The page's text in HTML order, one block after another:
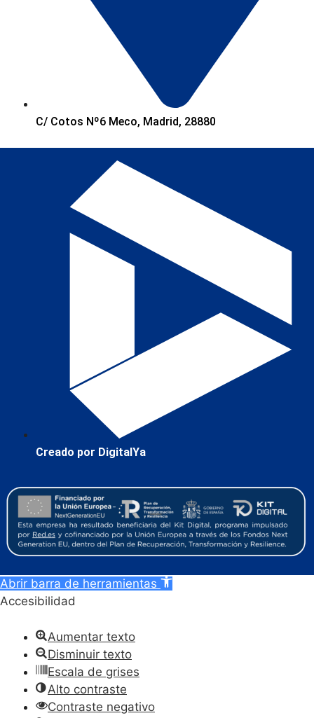
C/ Cotos Nº6 Meco, Madrid, 28880
Creado por DigitalYa
Abrir barra de herramientas
Accesibilidad
Aumentar texto
Disminuir texto
Escala de grises
Alto contraste
Contraste negativo